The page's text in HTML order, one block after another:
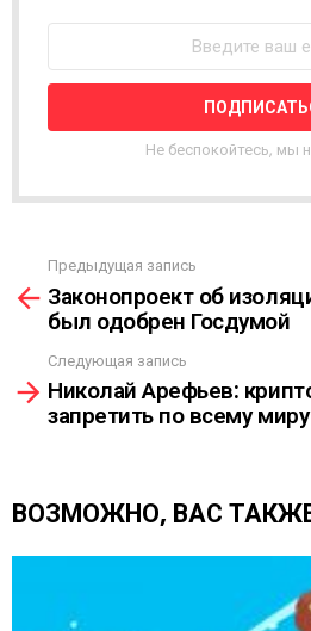
О
Т
Н
А
Ы
Л
К
А
Не беспокойтесь, мы
м
е
щ
Предыдущая запись
Законопроект об
был одобрен Госдумой
Следующая запись
Николай Арефьев:
запретить по всему миру
ВОЗМОЖНО, ВАС